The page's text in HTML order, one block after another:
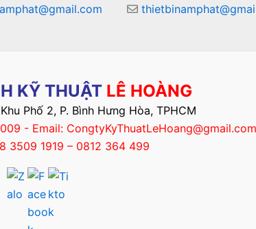
KỸ THUẬT LÊ HOÀNG
Phố 2, P. Bình Hưng Hòa, TPHCM
- Email: CongtyKyThuatLeHoang@gmail.com
3509 1919 – 0812 364 499